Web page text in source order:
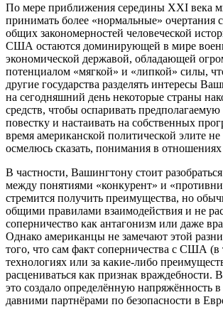
По мере приближения середины XXI века
принимать более «нормальные» очертания
общих закономерностей человеческой
США остаются доминирующей в мире
экономической державой, обладающей
потенциалом «мягкой» и «липкой» силы,
другие государства разделять интересы
на сегодняшний день некоторые страны
средств, чтобы оспаривать
повестку и настаивать на собственных
время американской политической элите не
осмелюсь сказать, понимания в
В частности, Вашингтону стоит
между понятиями «конкурент» и
стремится получить преимущества, но
общими правилами взаимодействия и не
соперничество как антагонизм или даже
Однако американцы не замечают этой
того, что сам факт соперничества с США (в
технологиях или за какие-либо
расцениваться как признак враждебности.
это создало определённую напряжённость
давними партнёрами по безопасности в